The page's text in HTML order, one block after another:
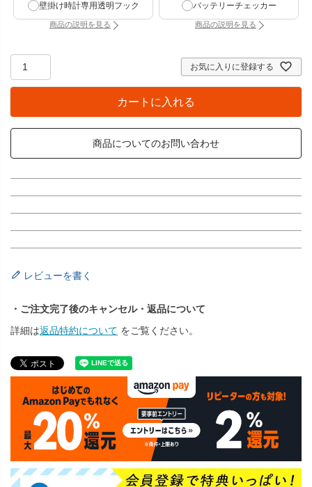
壁掛け時計専用透明フック
商品の説明を見る：壁掛け時計専用透明フック（別タブで開きます）
バッテリーチェッカー
商品の説明を見る：バッテリーチェッカ
お気に入りに登録する
カートに入れる
商品についてのお問い合わせ
レビューを書く
・ご注文完了後のキャンセル・返品について
詳細は返品特約について をご覧ください。